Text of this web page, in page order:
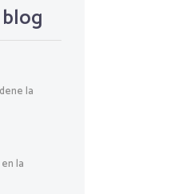
la
la